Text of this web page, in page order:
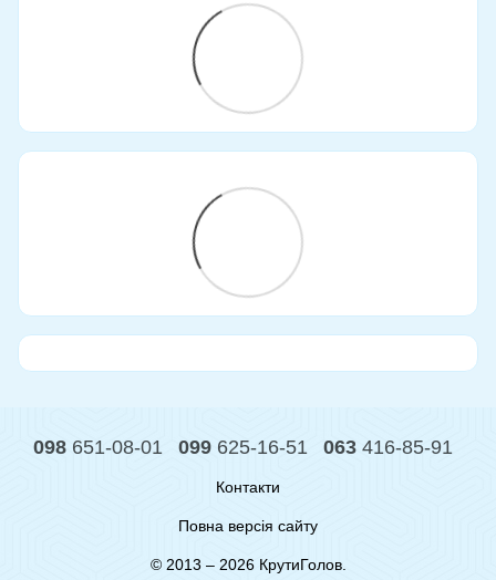
098 651-08-01 099 625-16-51 063 416-85-91
Контакти
Повна версія сайту
© 2013 – 2026 КрутиГолов.